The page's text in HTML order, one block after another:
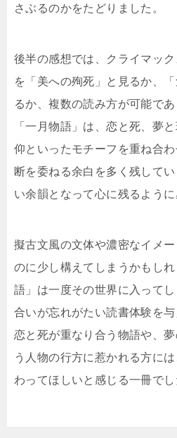
さぶるのかをたどりました。
後半の感想では、クライマッ
を「美への殉死」と見るか、
るか、複数の読み方が可能であ
「一月物語」は、恋と死、夢
仰といったモチーフを重ね合
断を委ねる余白を多く残して
い余韻となって心に残るように
擬古文風の文体や濃密なイメ
のに少し構えてしまうかもし
語」は一度その世界に入って
合いが忘れがたい読書体験を与
恋と死が重なり合う物語や、
う人物の行方に惹かれる方に
わってほしいと感じる一冊でし